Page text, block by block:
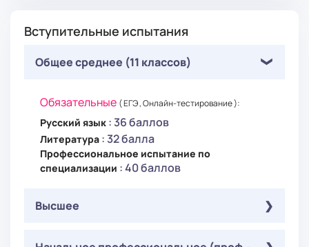
Вступительные испытания
Общее среднее (11 классов)
Обязательные ( ЕГЭ , Онлайн-тестирование ):
Русский язык : 36 баллов
Литература : 32 балла
Профессиональное испытание по
специализации : 40 баллов
Высшее